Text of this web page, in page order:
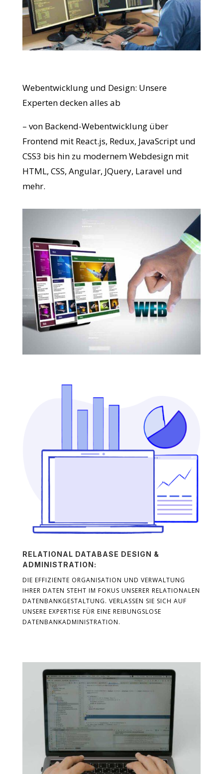
Webentwicklung und Design: Unsere
Experten decken alles ab
– von Backend-Webentwicklung über
Frontend mit React.js, Redux, JavaScript und
CSS3 bis hin zu modernem Webdesign mit
HTML, CSS, Angular, JQuery, Laravel und
mehr.
RELATIONAL DATABASE DESIGN &
ADMINISTRATION:
DIE EFFIZIENTE ORGANISATION UND VERWALTUNG
IHRER DATEN STEHT IM FOKUS UNSERER RELATIONALEN
DATENBANKGESTALTUNG. VERLASSEN SIE SICH AUF
UNSERE EXPERTISE FÜR EINE REIBUNGSLOSE
DATENBANKADMINISTRATION.